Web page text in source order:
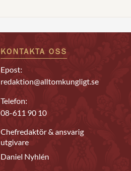
KONTAKTA OSS
Epost:
redaktion@alltomkungligt.se
Telefon:
08-611 90 10
Chefredaktör & ansvarig
utgivare
Daniel Nyhlén